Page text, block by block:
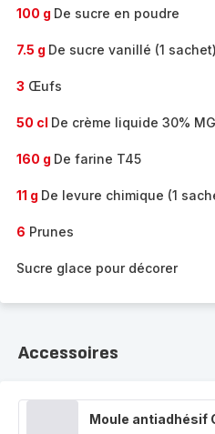
100 g De sucre en poudre
7.5 g De sucre vanillé (1 sachet)
3 Œufs
50 cl De crème liquide 30% MG
160 g De farine T45
11 g De levure chimique (1
6 Prunes
Sucre glace pour décorer
Accessoires
Moule antiadhésif